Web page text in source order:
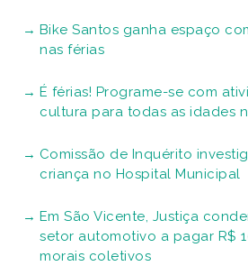
Bike Santos ganha espaço
nas férias
É férias! Programe-se com
cultura para todas as idades
Comissão de Inquérito
criança no Hospital Municipal
Em São Vicente, Justiça
setor automotivo a pagar R$
morais coletivos